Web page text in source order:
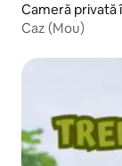
Cameră privată
Caz (Mou)